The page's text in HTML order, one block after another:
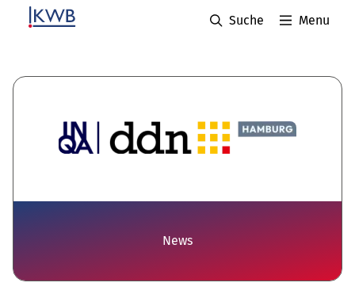
Suche Menu
News